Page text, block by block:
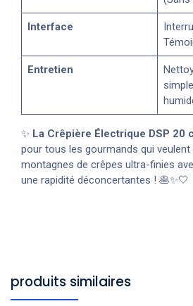
Interface
Entretien
✨ La Crêpière Électrique DSP 20
pour tous les gourmands qui veulent
montagnes de crêpes ultra-finies
une rapidité déconcertantes ! 🥞✨🤍
produits similaires